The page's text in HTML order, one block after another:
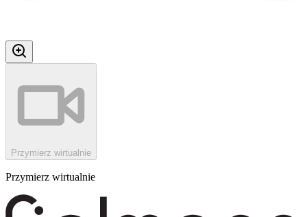
Przymierz wirtualnie
Przymierz wirtualnie